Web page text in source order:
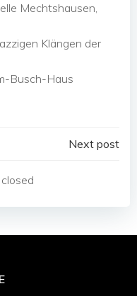
Mechtshausen,
Klängen der
Busch-Haus
Next post